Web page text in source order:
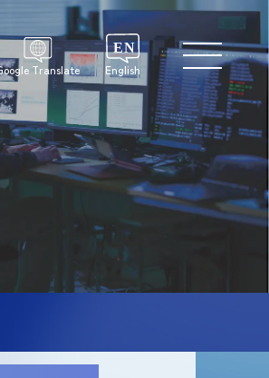
Translate English